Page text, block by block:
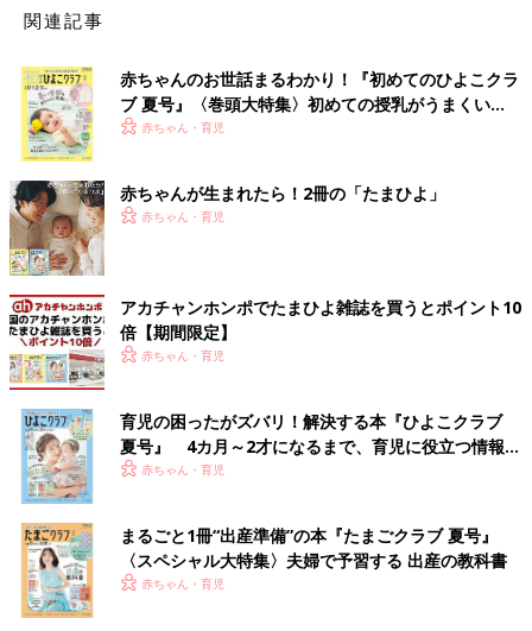
関連記事
赤ちゃんのお世話まるわかり！『初めてのひよこクラ
ブ 夏号』〈巻頭大特集〉初めての授乳がうまくい
く！ おっぱい・ミルクの基本と夏のトラブル 解決テ
赤ちゃん・育児
赤ちゃんが生まれたら！2冊の「たまひよ」
赤ちゃん・育児
アカチャンホンポでたまひよ雑誌を買うとポイント10
倍【期間限定】
赤ちゃん・育児
育児の困ったがズバリ！解決する本『ひよこクラブ
夏号』 4カ月～2才になるまで、育児に役立つ情報が
いっぱい！
赤ちゃん・育児
まるごと1冊“出産準備”の本『たまごクラブ 夏号』
〈スペシャル大特集〉夫婦で予習する 出産の教科書
赤ちゃん・育児